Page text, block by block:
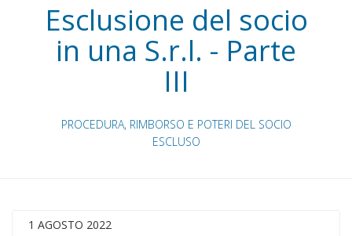
Esclusione del socio
in una S.r.l. - Parte
III
PROCEDURA, RIMBORSO E POTERI DEL SOCIO
ESCLUSO
1 AGOSTO 2022